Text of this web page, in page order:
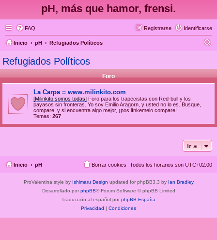
pH, más que hamor, frensi.
FAQ Identificarse
Registrarse
Inicio pH Refugiados Políticos
c
Refugiados Políticos
Foro
La Carpa :: www.milinkito.com
[Milinkito somos todas] Foro para los trapecistas con Red-bull y los
payasos sin fronteras. Yo soy Emilio Aragorn, y usted no lo es. Busque,
compare, y si encuentra algo mejor, ¡pos línkemelo compare!
Temas: 267
Ir a
Inicio pH Todos los horarios son UTC+02:00
Borrar cookies
ProValentina style by Ishimaru Design updated for phpBB3.3 by Ian Bradley
Desarrollado por phpBB® Forum Software © phpBB Limited
Traducción al español por phpBB España
Privacidad | Condiciones